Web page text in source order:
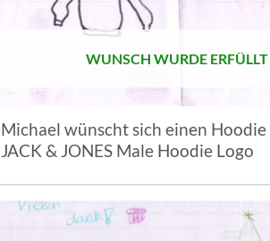
WUNSCH WURDE ERFÜLLT
Michael wünscht sich einen Hoodie
JACK & JONES Male Hoodie Logo